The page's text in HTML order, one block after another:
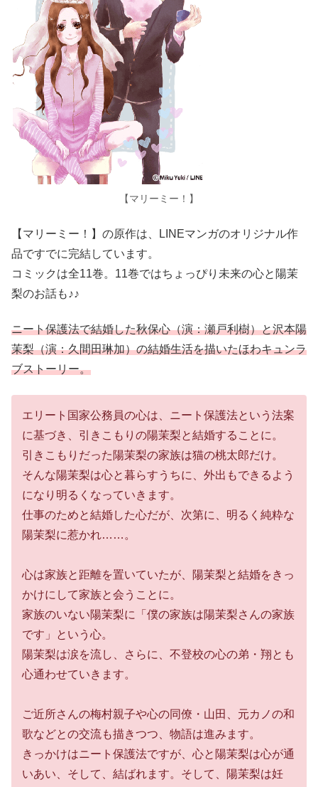
【マリーミー！】
【マリーミー！】の原作は、LINEマンガのオリジナル作
品ですでに完結しています。
コミックは全11巻。11巻ではちょっぴり未来の心と陽茉
梨のお話も♪♪
ニート保護法で結婚した秋保心（演：瀬戸利樹）と沢本陽
茉梨（演：久間田琳加）の結婚生活を描いたほわキュンラ
ブストーリー。
エリート国家公務員の心は、ニート保護法という法案
に基づき、引きこもりの陽茉梨と結婚することに。
引きこもりだった陽茉梨の家族は猫の桃太郎だけ。
そんな陽茉梨は心と暮らすうちに、外出もできるよう
になり明るくなっていきます。
仕事のためと結婚した心だが、次第に、明るく純粋な
陽茉梨に惹かれ……。
心は家族と距離を置いていたが、陽茉梨と結婚をきっ
かけにして家族と会うことに。
家族のいない陽茉梨に「僕の家族は陽茉梨さんの家族
です」という心。
陽茉梨は涙を流し、さらに、不登校の心の弟・翔とも
心通わせていきます。
ご近所さんの梅村親子や心の同僚・山田、元カノの和
歌などとの交流も描きつつ、物語は進みます。
きっかけはニート保護法ですが、心と陽茉梨は心が通
いあい、そして、結ばれます。そして、陽茉梨は妊